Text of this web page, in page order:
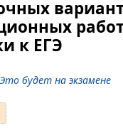
к ЕГЭ
будет на экзамене